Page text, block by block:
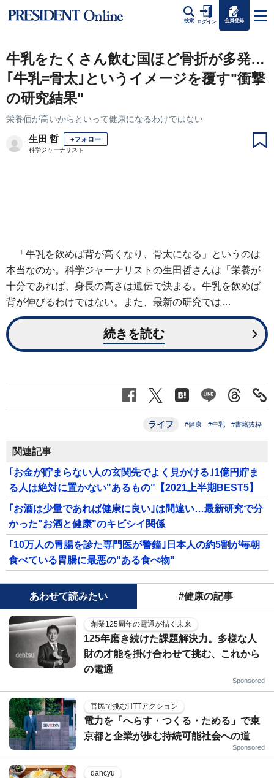
検索 ログイン 会員登録
牛乳をたくさん飲む国ほど骨折が多発…
｢牛乳=骨太｣というイメージを覆す"衝撃
の研究結果"
栄養価が高いからといって健康になるわけではない
生田 哲 +フォロー
科学ジャーナリスト
「牛乳を飲めば背が高くなり、骨太になる」というのは
本当なのか。科学ジャーナリストの生田哲さんは「栄養が
十分であれば、身長の高さは遺伝で決まる。牛乳を飲めば
背が伸びるわけではない。また、最新の研究では…
続きを読む
ライフ #健康 #牛乳 #書籍抜粋
関連記事
｢お金が貯まらない人の玄関先でよく見かける｣1億円貯ま
る人は絶対に置かない"あるもの"【2021上半期BEST5】
｢お酒は少量であれば健康に良い｣は間違い…最新研究で分
かった"お酒と健康"のキビシイ関係
｢10万人の胃腸を診た専門医が警鐘｣日本人の約5割が毎朝
食べている胃腸に最悪の"ある食べ物"
あわせて読みたい #健康の記事
創業125周年の電通が描く未来
125年磨き続けた課題解決力。多様な人
財の才能を掛け合わせて挑む、これから
の電通
Sponsored
官民で挑むHTTアクション
電力を「へらす・つくる・ためる」で東
京都と企業が歩む持続可能社会への道
Sponsored
dancyu